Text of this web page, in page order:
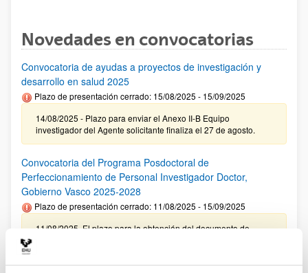
Novedades en convocatorias
Convocatoria de ayudas a proyectos de investigación y
desarrollo en salud 2025
Plazo de presentación cerrado: 15/08/2025 - 15/09/2025
14/08/2025 - Plazo para enviar el Anexo II-B Equipo
investigador del Agente solicitante finaliza el 27 de agosto.
Convocatoria del Programa Posdoctoral de
Perfeccionamiento de Personal Investigador Doctor,
Gobierno Vasco 2025-2028
Plazo de presentación cerrado: 11/08/2025 - 15/09/2025
11/08/2025. El plazo para la obtención del documento de